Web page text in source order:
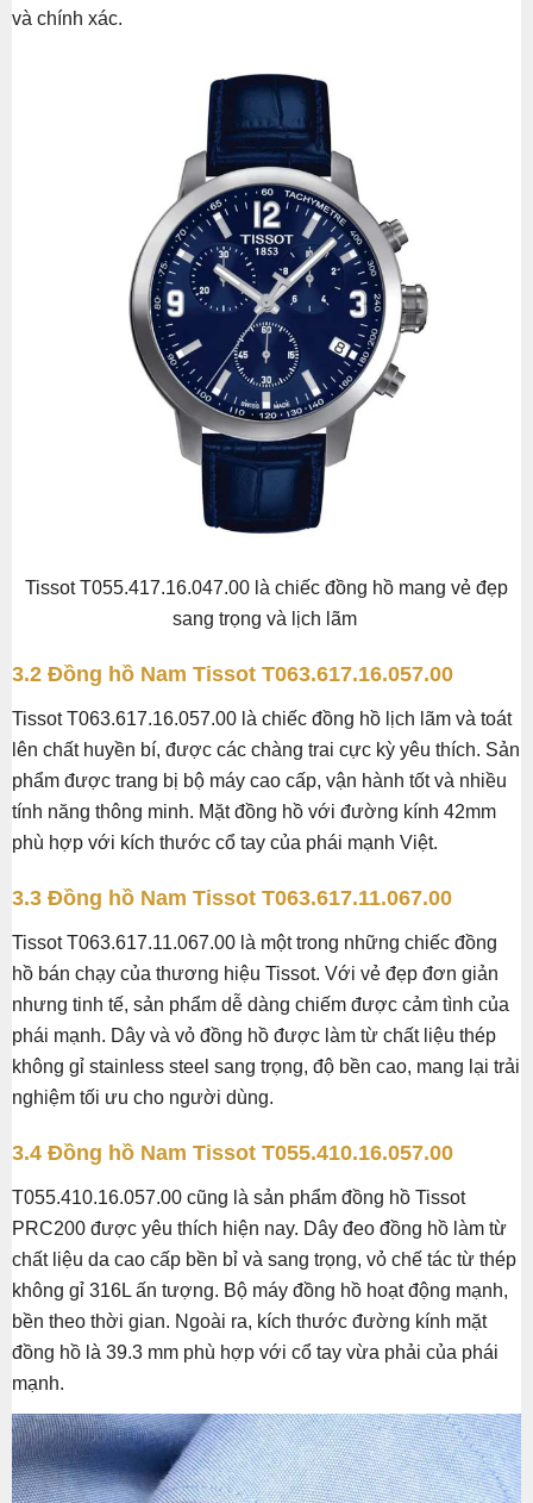
và chính xác.
Tissot T055.417.16.047.00 là chiếc đồng hồ mang vẻ đẹp
sang trọng và lịch lãm
3.2 Đồng hồ Nam Tissot T063.617.16.057.00
Tissot T063.617.16.057.00 là chiếc đồng hồ lịch lãm và toát
lên chất huyền bí, được các chàng trai cực kỳ yêu thích. Sản
phẩm được trang bị bộ máy cao cấp, vận hành tốt và nhiều
tính năng thông minh. Mặt đồng hồ với đường kính 42mm
phù hợp với kích thước cổ tay của phái mạnh Việt.
3.3 Đồng hồ Nam Tissot T063.617.11.067.00
Tissot T063.617.11.067.00 là một trong những chiếc đồng
hồ bán chạy của thương hiệu Tissot. Với vẻ đẹp đơn giản
nhưng tinh tế, sản phẩm dễ dàng chiếm được cảm tình của
phái mạnh. Dây và vỏ đồng hồ được làm từ chất liệu thép
không gỉ stainless steel sang trọng, độ bền cao, mang lại trải
nghiệm tối ưu cho người dùng.
3.4 Đồng hồ Nam Tissot T055.410.16.057.00
T055.410.16.057.00 cũng là sản phẩm đồng hồ Tissot
PRC200 được yêu thích hiện nay. Dây đeo đồng hồ làm từ
chất liệu da cao cấp bền bỉ và sang trọng, vỏ chế tác từ thép
không gỉ 316L ấn tượng. Bộ máy đồng hồ hoạt động mạnh,
bền theo thời gian. Ngoài ra, kích thước đường kính mặt
đồng hồ là 39.3 mm phù hợp với cổ tay vừa phải của phái
mạnh.